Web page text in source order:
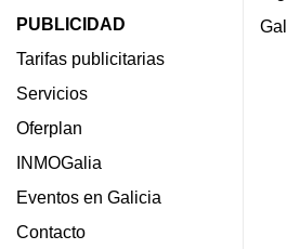
PUBLICIDAD
Tarifas publicitarias
Servicios
Oferplan
INMOGalia
Eventos en Galicia
Contacto